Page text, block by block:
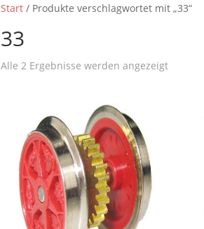
Start / Produkte verschlagwortet mit „33“
33
Alle 2 Ergebnisse werden angezeigtNach